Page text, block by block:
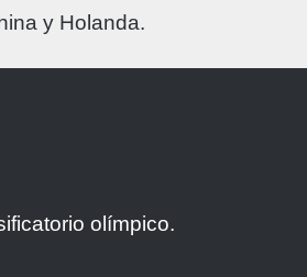
y Holanda.
olímpico.